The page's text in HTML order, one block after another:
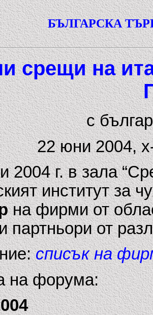
БЪЛГАРСКА
срещи на
с
22 юни 2004,
2004 г. в зала
институт за
на фирми от
партньори от
списък на
на форума: